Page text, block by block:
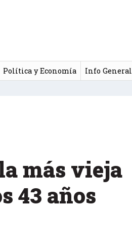
Política y Economía Info General
más vieja
43 años